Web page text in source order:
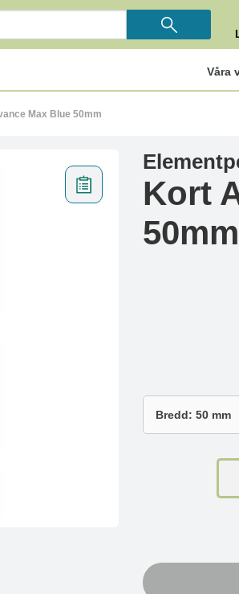
Våra
Max Blue 50mm
Kort
50mm